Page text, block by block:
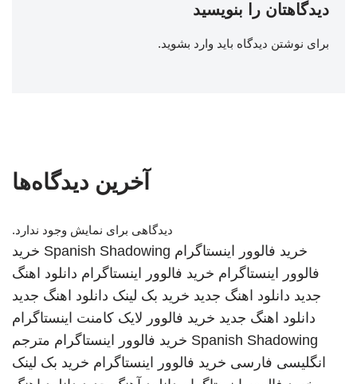
دیدگاهتان را بنویسید
برای نوشتن دیدگاه باید وارد بشوید.
آخرین دیدگاه‌ها
دیدگاهی برای نمایش وجود ندارد.
خرید فالوور اینستاگرام Spanish Shadowing خرید
فالوور اینستاگرام خرید فالوور اینستاگرام دانلود اهنگ
جدید دانلود اهنگ جدید خرید بک لینک دانلود اهنگ جدید
دانلود اهنگ جدید خرید فالوور لایک کامنت اینستاگرام
Spanish Shadowing خرید فالوور اینستاگرام مترجم
انگلیسی فارسی خرید فالوور اینستاگرام خرید بک لینک